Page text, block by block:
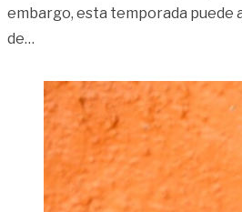
embargo, esta temporada
de…